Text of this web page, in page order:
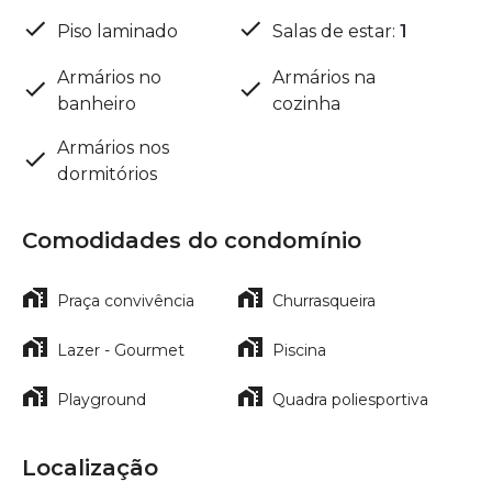
Piso laminado Salas de estar: 1
Armários no
banheiro
Armários na
cozinha
Armários nos
dormitórios
Comodidades do condomínio
Praça convivência Churrasqueira
Lazer - Gourmet Piscina
Playground Quadra poliesportiva
Localização